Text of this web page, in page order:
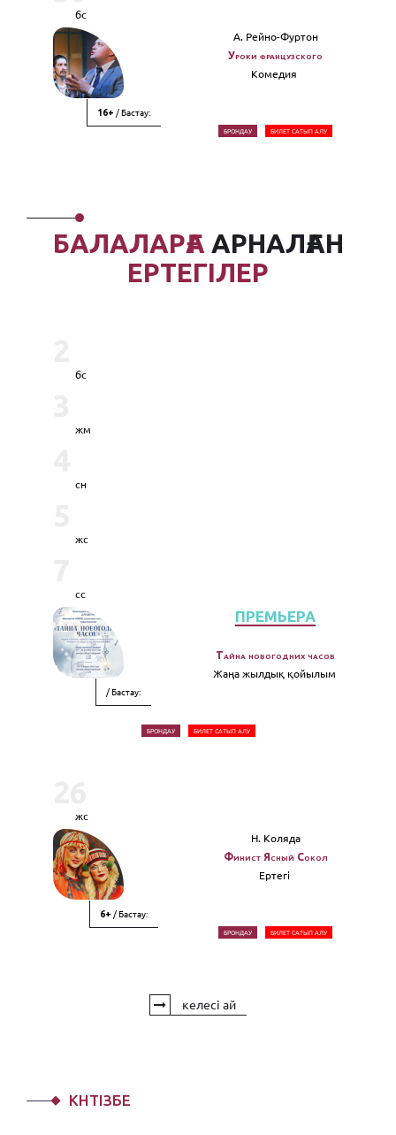
бс
16+ / Бастау:
А. Рейно-Фуртон
Уроки французского
Комедия
БРОНДАУ БИЛЕТ САТЫП АЛУ
БАЛАЛАРҒА АРНАЛҒАН
ЕРТЕГІЛЕР
бс
жм
сн
жс
сс
/ Бастау:
ПРЕМЬЕРА
Тайна новогодних часов
Жаңа жылдық қойылым
БРОНДАУ БИЛЕТ САТЫП АЛУ
жс
6+ / Бастау:
Н. Коляда
Финист Ясный Сокол
Ертегi
БРОНДАУ БИЛЕТ САТЫП АЛУ
келесі ай
КҮНТІЗБЕ